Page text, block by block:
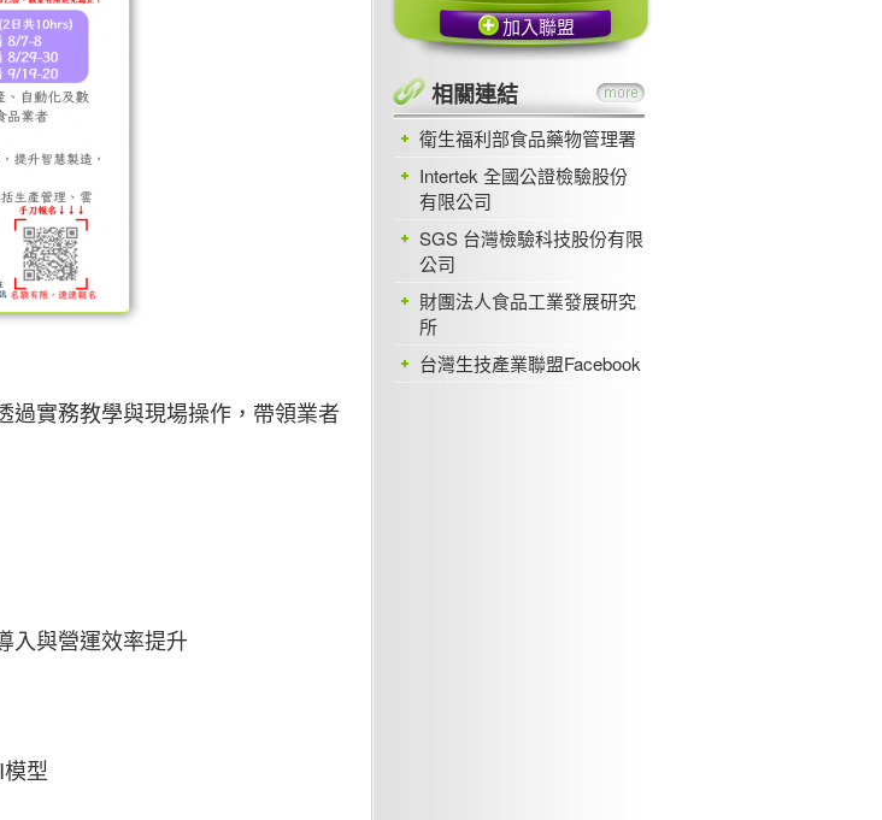
過實務教學與現場操作，帶領業者
與營運效率提升
型
加入聯盟
相關連結
衛生福利部食品藥物管理署
Intertek 全國公證檢驗股份
有限公司
SGS 台灣檢驗科技股份有限
公司
財團法人食品工業發展研究
所
台灣生技產業聯盟Facebook